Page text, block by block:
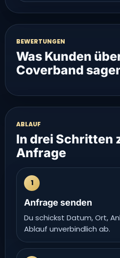
BEWERTUNGEN
Was Kunden
Coverband
ABLAUF
In drei Schritten
Anfrage
1
Anfrage senden
Du schickst Datum, Ort,
Ablauf unverbindlich ab.